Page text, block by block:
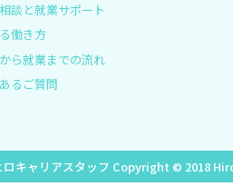
談と就業サポート
働き方
ら就業までの流れ
るご質問
キャリアスタッフ Copyright © 2018